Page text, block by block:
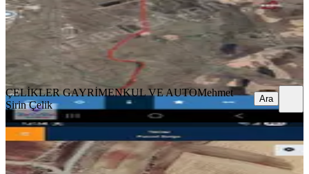
6.650.000 ₺
ÇELİKLER GAYRİMENKUL VE AUTO Mehmet Şirin Çelik
Ara
ÇELİKLER GAYRİMENKUL VE AUTOMehmet
Şirin Çelik
Ara
Her Türlü Yapıya Uygun Satılık
Müstakil Yola Sıfır 30 Dönüm Arsa